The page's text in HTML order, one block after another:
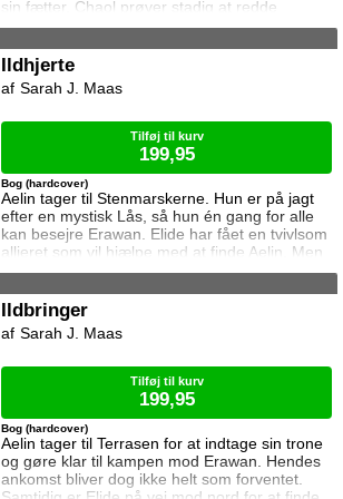
sin fætter. Chaol prøver stadig at redde
Dorian, men det bliver fortsat sværere som
og orker ikke længere at kæmpe imod.
Samtidig står Manon i en svær situation.
Hertug Perrington har givet hende klare
Ildhjerte
Aelin tager til Stenmarskerne. Hun er på jagt
efter en mystisk Lås, så hun én gang for alle
kan besejre Erawan. Elide har fået en tvivlsom
allieret som vil hjælpe med at finde Aelin. Men
for hvilken pris? Manon vågner i lænker og
Dorian ikke glemme heksen der hjalp ham i
Bog (hardcover)
Sarah J. Maas
Tilføj til kurv
199,95
Ildbringer
Aelin tager til Terrasen for at indtage sin trone
og gøre klar til kampen mod Erawan. Hendes
ankomst bliver dog ikke helt som forventet.
Bog (hardcover)
Sarah J. Maas
Tilføj til kurv
199,95